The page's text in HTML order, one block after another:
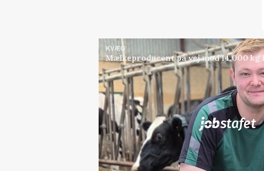
KVÆG
Mælkeproducent på vej mod 14.000
Jobsi samarbejde med 81